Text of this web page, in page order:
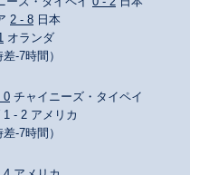
2 - 8 日本
オランダ
-7時間）
0 チャイニーズ・タイペイ
- 2 アメリカ
-7時間）